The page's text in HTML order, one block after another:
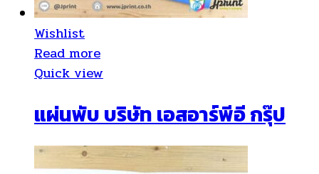
Wishlist
Read more
Quick view
แผ่นพับ บริษัท เอสอาร์พีอี กรุ๊ป